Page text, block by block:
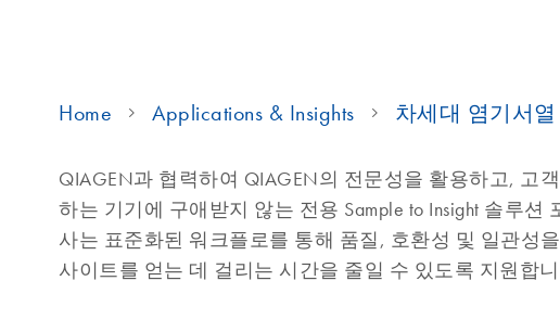
Home Applications & Insights 차세대 염기서열
QIAGEN과 협력하여 QIAGEN의 전문성을 활용하고, 고
하는 기기에 구애받지 않는 전용 Sample to Insight 솔루
사는 표준화된 워크플로를 통해 품질, 호환성 및 일관성
사이트를 얻는 데 걸리는 시간을 줄일 수 있도록 지원합